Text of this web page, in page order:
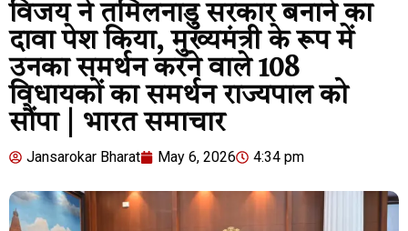
विजय ने तमिलनाडु सरकार बनाने का
दावा पेश किया, मुख्यमंत्री के रूप में
उनका समर्थन करने वाले 108
विधायकों का समर्थन राज्यपाल को
सौंपा | भारत समाचार
Jansarokar Bharat May 6, 2026 4:34 pm